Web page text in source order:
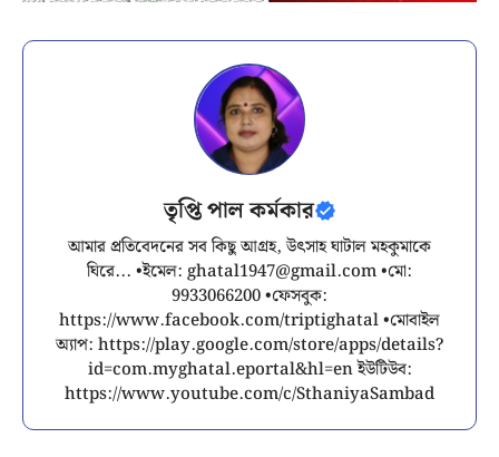
তৃপ্তি পাল কর্মকার
আমার প্রতিবেদনের সব কিছু আগ্রহ, উৎসাহ ঘাটাল মহকুমাকে
ঘিরে... •ইমেল: ghatal1947@gmail.com•মো:
9933066200 •ফেসবুক:
https://www.facebook.com/triptighatal •মোবাইল
অ্যাপ: https://play.google.com/store/apps/details?
id=com.myghatal.eportal&hl=en ইউটিউব:
https://www.youtube.com/c/SthaniyaSambad